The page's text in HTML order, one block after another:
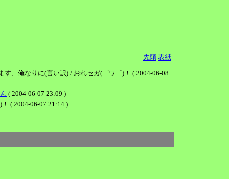
先頭 表紙
、俺なりに(言い訳) / おれセガ(゜ワ゜)！ ( 2004-06-08
( 2004-06-07 23:09 )
( 2004-06-07 21:14 )